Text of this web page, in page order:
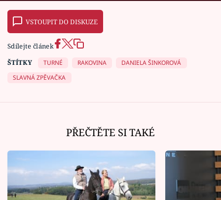
VSTOUPIT DO DISKUZE
Sdílejte článek
ŠTÍTKY
TURNÉ RAKOVINA
DANIELA ŠINKOROVÁ
SLAVNÁ ZPĚVAČKA
PŘEČTĚTE SI TAKÉ